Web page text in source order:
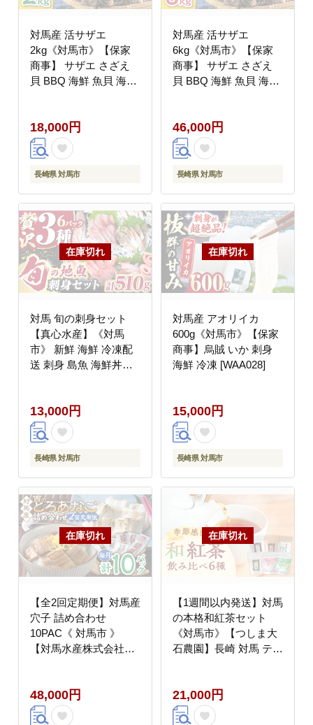
対馬産 活サザエ
2kg《対馬市》【保家
商事】 サザエ さざえ
貝 BBQ 海鮮 魚貝 海産
18,000円
長崎県 対馬市
対馬産 活サザエ
6kg《対馬市》【保家
商事】 サザエ さざえ
貝 BBQ 海鮮 魚貝 海産
46,000円
長崎県 対馬市
対馬 旬の刺身セット
【真心水産】《対馬
市》 新鮮 海鮮 冷凍配
送 刺身 島魚 海鮮丼
13,000円
長崎県 対馬市
対馬産 アオリイカ
600g《対馬市》【保家
商事】烏賊 いか 刺身
海鮮 冷凍 [WAA028]
15,000円
長崎県 対馬市
【全2回定期便】対馬産
穴子 詰め合わせ
10PAC《 対馬市 》
【対馬水産株式会社】
海鮮 [WAV017]
48,000円
【1週間以内発送】対馬
の本格和紅茶セット
《対馬市》【つしま大
石農園】長崎 対馬 ティ
送 最速発送 最短発送
21,000円